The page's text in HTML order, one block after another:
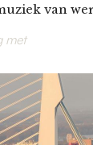
van
met